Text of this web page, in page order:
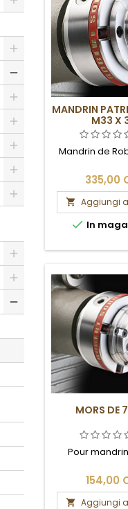
Toggle
Toggle
Toggle
Toggle
Toggle
Toggle
Toggle
Toggle
MANDRIN
M33 X
Mandrin de
335,00
 Aggiungi
 In
MORS DE
Pour
154,00
 Aggiungi